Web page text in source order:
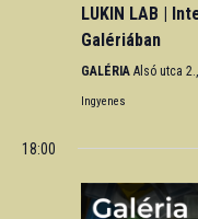
LUKIN LAB |
Galériában
GALÉRIA Alsó utca
Ingyenes
18:00